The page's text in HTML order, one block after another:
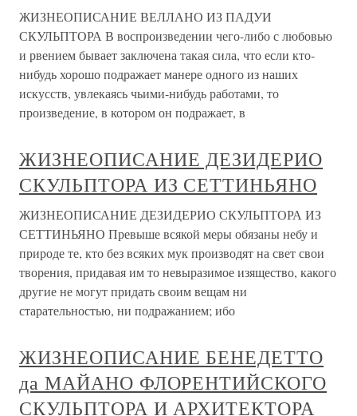
ЖИЗНЕОПИСАНИЕ ВЕЛЛАНО ИЗ ПАДУИ
СКУЛЬПТОРА В воспроизведении чего-либо с любовью
и рвением бывает заключена такая сила, что если кто-
нибудь хорошо подражает манере одного из наших
искусств, увлекаясь чьими-нибудь работами, то
произведение, в котором он подражает, в
ЖИЗНЕОПИСАНИЕ ДЕЗИДЕРИО
СКУЛЬПТОРА ИЗ СЕТТИНЬЯНО
ЖИЗНЕОПИСАНИЕ ДЕЗИДЕРИО СКУЛЬПТОРА ИЗ
СЕТТИНЬЯНО Превыше всякой меры обязаны небу и
природе те, кто без всяких мук производят на свет свои
творения, придавая им то невыразимое изящество, какого
другие не могут придать своим вещам ни
старательностью, ни подражанием; ибо
ЖИЗНЕОПИСАНИЕ БЕНЕДЕТТО
да МАЙАНО ФЛОРЕНТИЙСКОГО
СКУЛЬПТОРА И АРХИТЕКТОРА